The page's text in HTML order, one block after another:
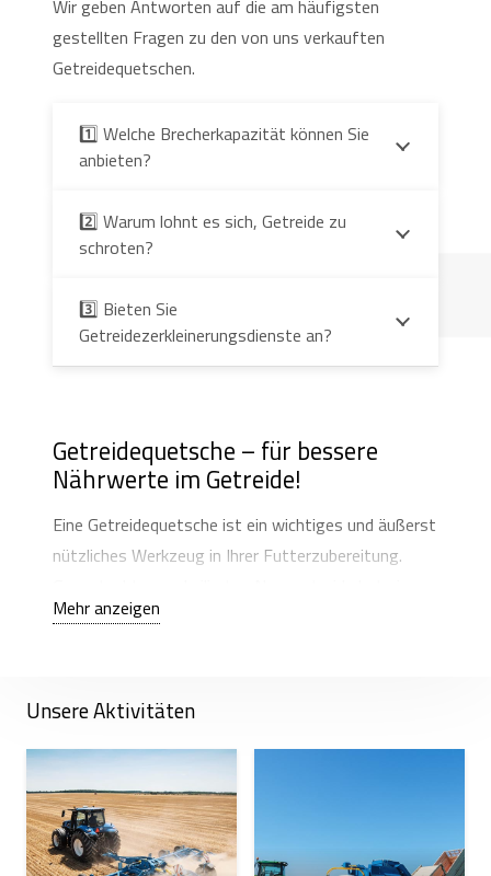
Wir geben Antworten auf die am häufigsten
gestellten Fragen zu den von uns verkauften
Getreidequetschen.
1️⃣ Welche Brecherkapazität können Sie
anbieten?
2️⃣ Warum lohnt es sich, Getreide zu
schroten?
3️⃣ Bieten Sie
Getreidezerkleinerungsdienste an?
Getreidequetsche – für bessere
Nährwerte im Getreide!
Eine Getreidequetsche ist ein wichtiges und äußerst
nützliches Werkzeug in Ihrer Futterzubereitung.
höheren Energiewert und enthält mehr verdauliche
Wir bieten hochwertige Getreidequetschen für
kleinere und größere landwirtschaftliche Betriebe an
und helfen jedem Landwirt, das passende Gerät
auszuwählen.
Wenn Sie keinen Getreidebrecher kaufen, sondern
Mehr anzeigen
Unsere Aktivitäten